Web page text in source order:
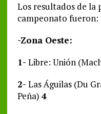
Los resultados de la
campeonato fueron:
-Zona Oeste:
1- Libre: Unión
2- Las Águilas (Du
Peña) 4